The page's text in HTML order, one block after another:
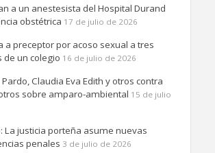
a un anestesista del Hospital Durand
obstétrica 17 de julio de 2026
a preceptor por acoso sexual a tres
de un colegio 16 de julio de 2026
Claudia Eva Edith y otros contra
sobre amparo-ambiental 15 de julio
La justicia porteña asume nuevas
penales 3 de julio de 2026